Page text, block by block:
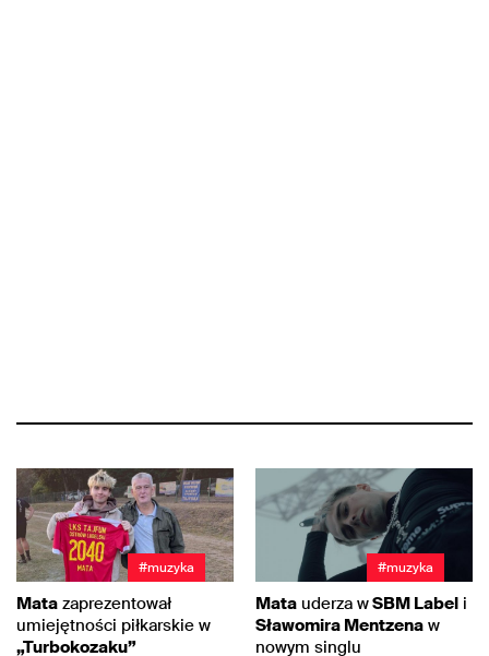
#muzyka
Mata zaprezentował
umiejętności piłkarskie w
„Turbokozaku”
#muzyka
Mata uderza wSBM Label i
Sławomira Mentzena w
nowym singlu